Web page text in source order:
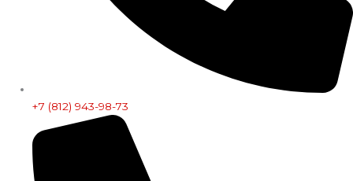
+7 (812) 943-98-73